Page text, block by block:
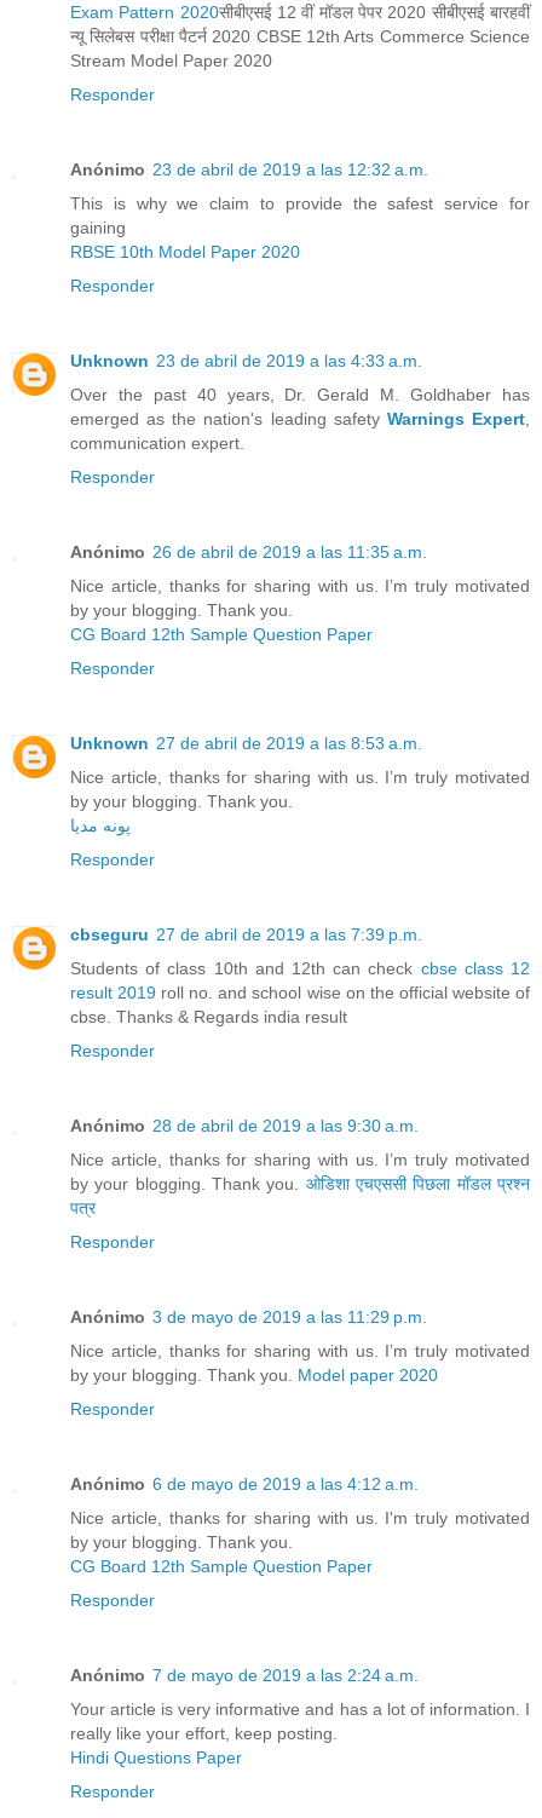
Exam Pattern 2020सीबीएसई 12 वीं मॉडल पेपर 2020 सीबीएसई बारहवीं
न्यू सिलेबस परीक्षा पैटर्न 2020 CBSE 12th Arts Commerce Science
Stream Model Paper 2020
Responder
Anónimo 23 de abril de 2019 a las 12:32 a.m.
This is why we claim to provide the safest service for
gaining
RBSE 10th Model Paper 2020
Responder
Unknown 23 de abril de 2019 a las 4:33 a.m.
Over the past 40 years, Dr. Gerald M. Goldhaber has
emerged as the nation's leading safety Warnings Expert
communication expert.
Responder
Anónimo 26 de abril de 2019 a las 11:35 a.m.
Nice article, thanks for sharing with us. I’m truly motivated
by your blogging. Thank you.
CG Board 12th Sample Question Paper
Responder
Unknown 27 de abril de 2019 a las 8:53 a.m.
Nice article, thanks for sharing with us. I’m truly motivated
by your blogging. Thank you.
پونه مدیا
Responder
cbseguru 27 de abril de 2019 a las 7:39 p.m.
Students of class 10th and 12th can check cbse class 12
result 2019 roll no. and school wise on the official website of
cbse. Thanks & Regards india result
Responder
Anónimo 28 de abril de 2019 a las 9:30 a.m.
Nice article, thanks for sharing with us. I’m truly motivated
by your blogging. Thank you. ओडिशा एचएससी पिछला मॉडल प्रश्न
पत्र
Responder
Anónimo 3 de mayo de 2019 a las 11:29 p.m.
Nice article, thanks for sharing with us. I’m truly motivated
by your blogging. Thank you. Model paper 2020
Responder
Anónimo 6 de mayo de 2019 a las 4:12 a.m.
Nice article, thanks for sharing with us. I'm truly motivated
by your blogging. Thank you.
CG Board 12th Sample Question Paper
Responder
Anónimo 7 de mayo de 2019 a las 2:24 a.m.
Your article is very informative and has a lot of information. I
really like your effort, keep posting.
Hindi Questions Paper
Responder